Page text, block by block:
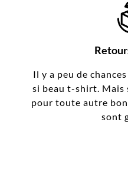
Il y a peu de
si beau t-shirt. Mais
pour toute autre
sont